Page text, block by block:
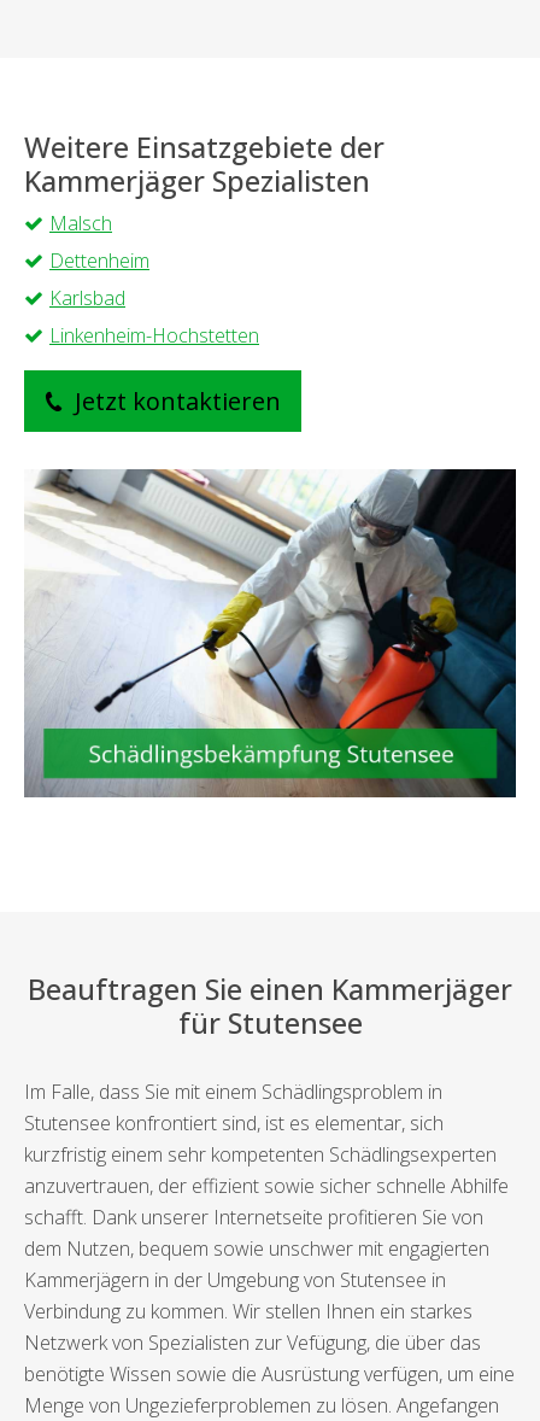
Weitere Einsatzgebiete der
Kammerjäger Spezialisten
Malsch
Dettenheim
Karlsbad
Linkenheim-Hochstetten
Jetzt kontaktieren
Beauftragen Sie einen Kammerjäger
für Stutensee
Im Falle, dass Sie mit einem Schädlingsproblem in
Stutensee konfrontiert sind, ist es elementar, sich
kurzfristig einem sehr kompetenten Schädlingsexperten
anzuvertrauen, der effizient sowie sicher schnelle Abhilfe
schafft. Dank unserer Internetseite profitieren Sie von
dem Nutzen, bequem sowie unschwer mit engagierten
Kammerjägern in der Umgebung von Stutensee in
Verbindung zu kommen. Wir stellen Ihnen ein starkes
Netzwerk von Spezialisten zur Vefügung, die über das
benötigte Wissen sowie die Ausrüstung verfügen, um eine
Menge von Ungezieferproblemen zu lösen. Angefangen